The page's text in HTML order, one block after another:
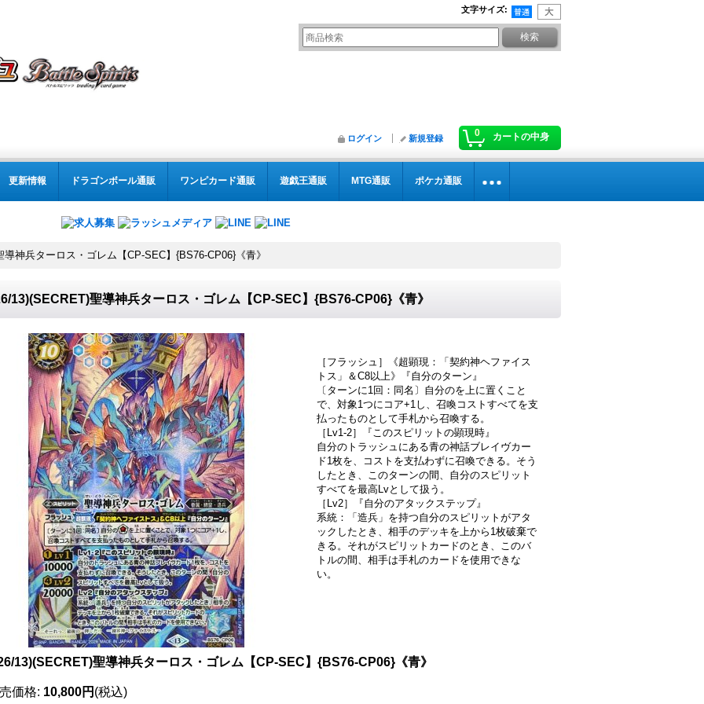
文字サイズ:
0 カートの中身
ログイン 新規登録
更新情報 ドラゴンボール通販 ワンピカード通販 遊戯王通販 MTG通販 ポケカ通販
神兵ターロス・ゴレム【CP-SEC】{BS76-CP06}《青》
13)(SECRET)聖導神兵ターロス・ゴレム【CP-SEC】{BS76-CP06}《青》
［フラッシュ］《超顕現：「契約神ヘファイス
トス」＆C8以上》『自分のターン』
〔ターンに1回：同名〕自分のを上に置くこと
で、対象1つにコア+1し、召喚コストすべてを支
払ったものとして手札から召喚する。
［Lv1-2］『このスピリットの顕現時』
自分のトラッシュにある青の神話ブレイヴカー
ド1枚を、コストを支払わずに召喚できる。そう
したとき、このターンの間、自分のスピリット
すべてを最高Lvとして扱う。
［Lv2］『自分のアタックステップ』
系統：「造兵」を持つ自分のスピリットがアタ
ックしたとき、相手のデッキを上から1枚破棄で
きる。それがスピリットカードのとき、このバ
トルの間、相手は手札のカードを使用できな
い。
13)(SECRET)聖導神兵ターロス・ゴレム【CP-SEC】{BS76-CP06}《青》
価格: 10,800円 (税込)